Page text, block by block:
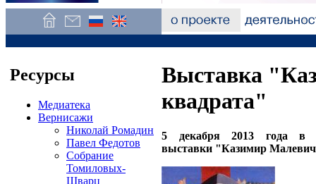
Ресурсы
Медиатека
Вернисажи
Николай Ромадин
Павел Федотов
Собрание
Томиловых-
Шварц
Выставка
квадрата"
5 декабря 2013 года в
выставки "Казимир